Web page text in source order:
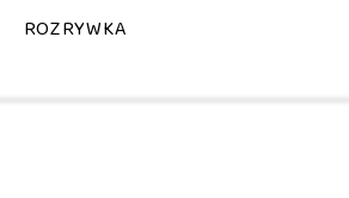
ROZRYWKA